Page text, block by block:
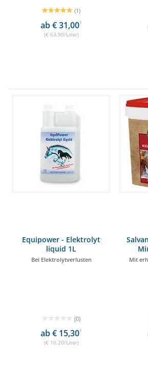
(1)
ab € 31,001
(€ 63,90/Liter)
Equipower - Elektrolyt
liquid 1L
Bei Elektrolytverlusten
(0)
ab € 15,301
(€ 16,20/Liter)
Mit